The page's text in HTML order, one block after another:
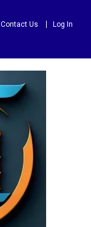
Contact Us Log In